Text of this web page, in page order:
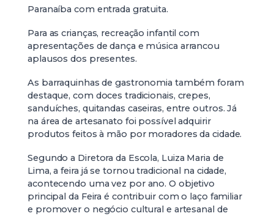
Paranaíba com entrada gratuita.
Para as crianças, recreação infantil com
apresentações de dança e música arrancou
aplausos dos presentes.
As barraquinhas de gastronomia também foram
destaque, com doces tradicionais, crepes,
sanduíches, quitandas caseiras, entre outros. Já
na área de artesanato foi possível adquirir
produtos feitos à mão por moradores da cidade.
Segundo a Diretora da Escola, Luiza Maria de
Lima, a feira já se tornou tradicional na cidade,
acontecendo uma vez por ano. O objetivo
principal da Feira é contribuir com o laço familiar
e promover o negócio cultural e artesanal de